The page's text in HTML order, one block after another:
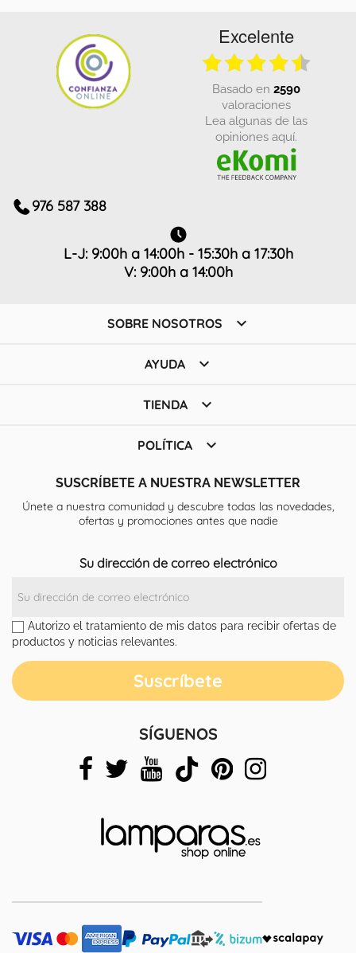
Excelente
basado en 2590
valoraciones
Lea algunas de las
opiniones aquí.
976 587 388
L-J: 9:00h a 14:00h - 15:30h a 17:30h
V: 9:00h a 14:00h
SOBRE NOSOTROS 
AYUDA 
TIENDA 
POLÍTICA 
SUSCRÍBETE A NUESTRA NEWSLETTER
Únete a nuestra comunidad y descubre todas las novedades,
ofertas y promociones antes que nadie
Su dirección de correo electrónico
Autorizo el tratamiento de mis datos para recibir ofertas de
productos y noticias relevantes.
SÍGUENOS